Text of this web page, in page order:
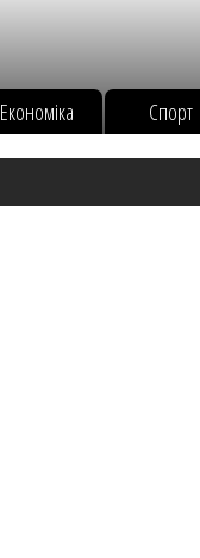
Економіка Спорт